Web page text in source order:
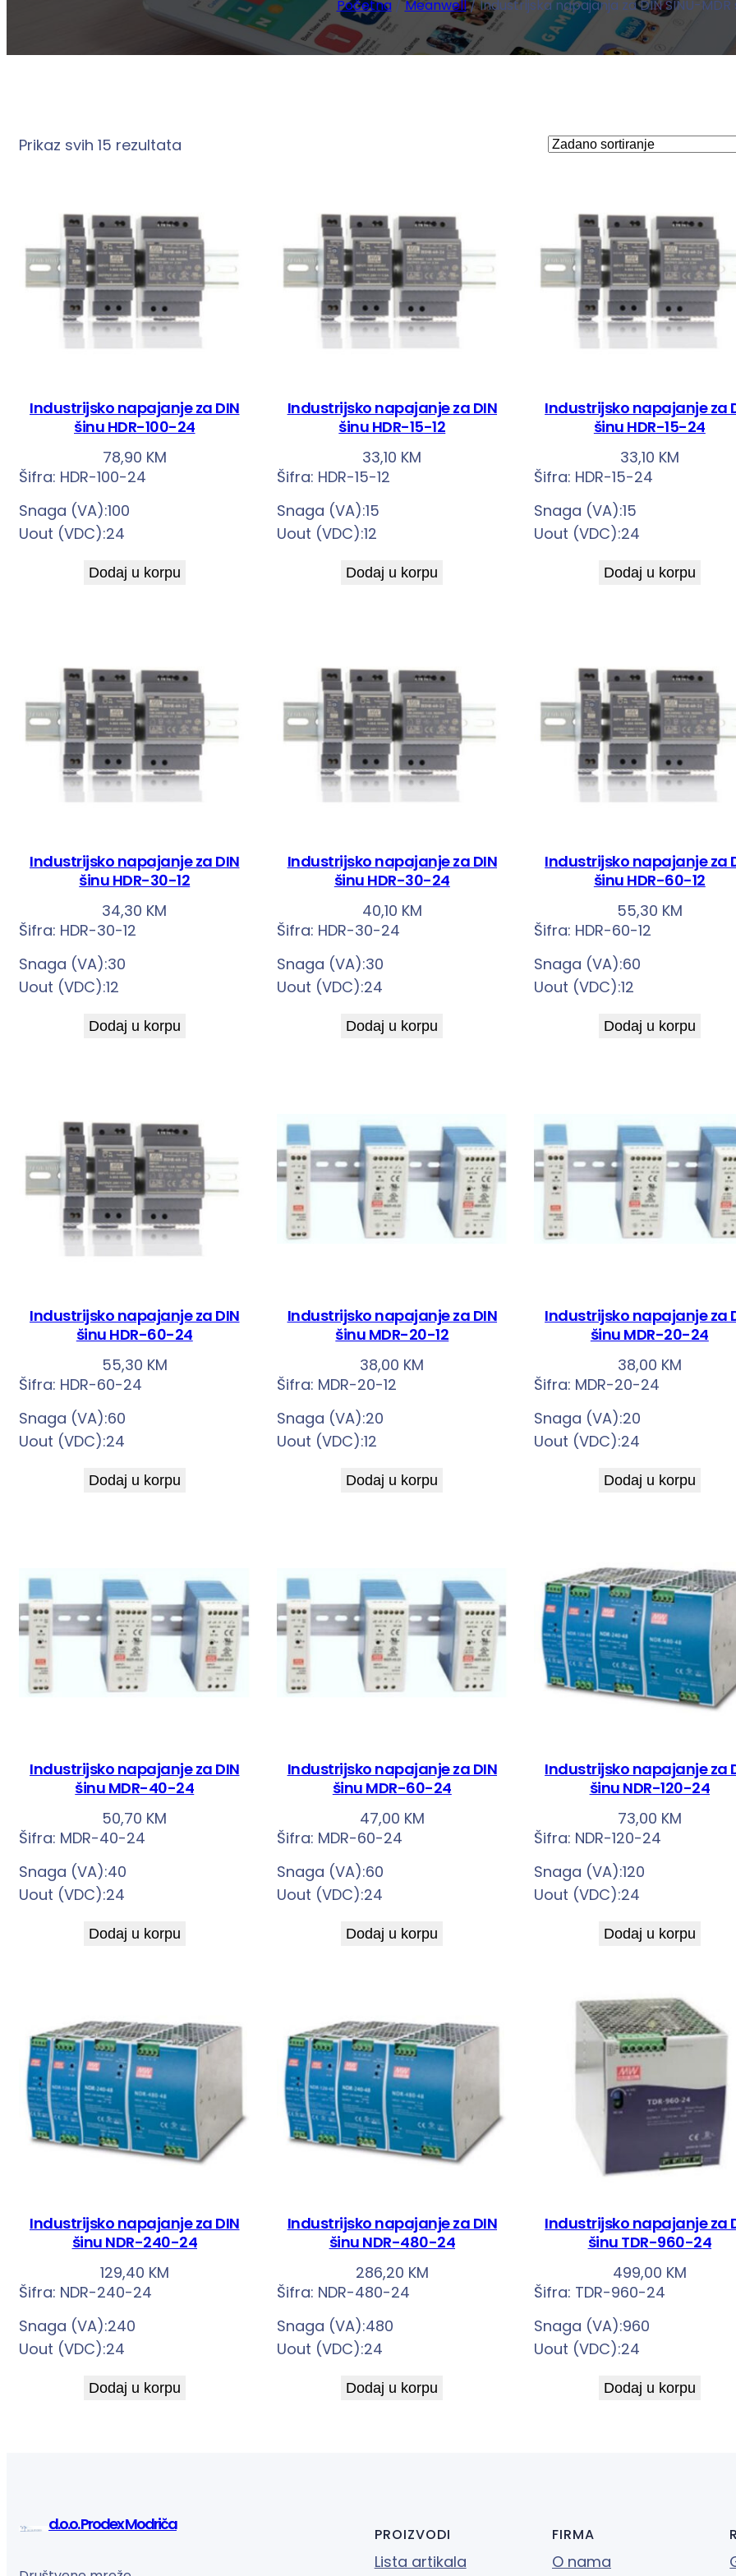
Početna/Meanwell/ Industrijska napajanja za DIN ŠINU-MDR
Prikaz svih 15 rezultata
Industrijsko napajanje za DIN
šinu HDR-100-24
78,90 KM
Šifra: HDR-100-24
Snaga (VA):100
Uout (VDC):24
Dodaj u korpu
Industrijsko napajanje za DIN
šinu HDR-15-12
33,10 KM
Šifra: HDR-15-12
Snaga (VA):15
Uout (VDC):12
Dodaj u korpu
Industrijsko napajanje za
šinu HDR-15-24
33,10 KM
Šifra: HDR-15-24
Snaga (VA):15
Uout (VDC):24
Dodaj u korpu
Industrijsko napajanje za DIN
šinu HDR-30-12
34,30 KM
Šifra: HDR-30-12
Snaga (VA):30
Uout (VDC):12
Dodaj u korpu
Industrijsko napajanje za DIN
šinu HDR-30-24
40,10 KM
Šifra: HDR-30-24
Snaga (VA):30
Uout (VDC):24
Dodaj u korpu
Industrijsko napajanje za
šinu HDR-60-12
55,30 KM
Šifra: HDR-60-12
Snaga (VA):60
Uout (VDC):12
Dodaj u korpu
Industrijsko napajanje za DIN
šinu HDR-60-24
55,30 KM
Šifra: HDR-60-24
Snaga (VA):60
Uout (VDC):24
Dodaj u korpu
Industrijsko napajanje za DIN
šinu MDR-20-12
38,00 KM
Šifra: MDR-20-12
Snaga (VA):20
Uout (VDC):12
Dodaj u korpu
Industrijsko napajanje za
šinu MDR-20-24
38,00 KM
Šifra: MDR-20-24
Snaga (VA):20
Uout (VDC):24
Dodaj u korpu
Industrijsko napajanje za DIN
šinu MDR-40-24
50,70 KM
Šifra: MDR-40-24
Snaga (VA):40
Uout (VDC):24
Dodaj u korpu
Industrijsko napajanje za DIN
šinu MDR-60-24
47,00 KM
Šifra: MDR-60-24
Snaga (VA):60
Uout (VDC):24
Dodaj u korpu
Industrijsko napajanje za
šinu NDR-120-24
73,00 KM
Šifra: NDR-120-24
Snaga (VA):120
Uout (VDC):24
Dodaj u korpu
Industrijsko napajanje za DIN
šinu NDR-240-24
129,40 KM
Šifra: NDR-240-24
Snaga (VA):240
Uout (VDC):24
Dodaj u korpu
Industrijsko napajanje za DIN
šinu NDR-480-24
286,20 KM
Šifra: NDR-480-24
Snaga (VA):480
Uout (VDC):24
Dodaj u korpu
Industrijsko napajanje za
šinu TDR-960-24
499,00 KM
Šifra: TDR-960-24
Snaga (VA):960
Uout (VDC):24
Dodaj u korpu
d.o.o. Prodex Modriča
PROIZVODI
Lista artikala
FIRMA
O nama